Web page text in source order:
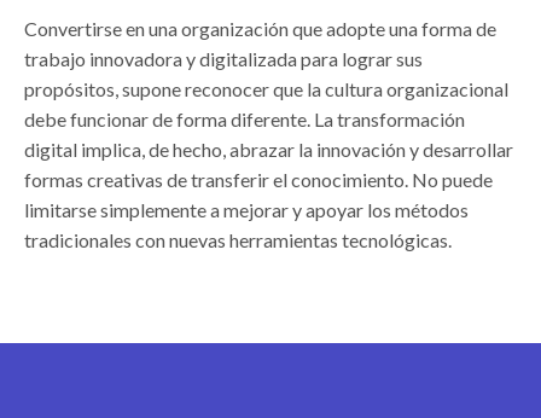
Convertirse en una organización que adopte una forma de
trabajo innovadora y digitalizada para lograr sus
propósitos, supone reconocer que la cultura organizacional
debe funcionar de forma diferente. La transformación
digital implica, de hecho, abrazar la innovación y desarrollar
formas creativas de transferir el conocimiento. No puede
limitarse simplemente a mejorar y apoyar los métodos
tradicionales con nuevas herramientas tecnológicas.